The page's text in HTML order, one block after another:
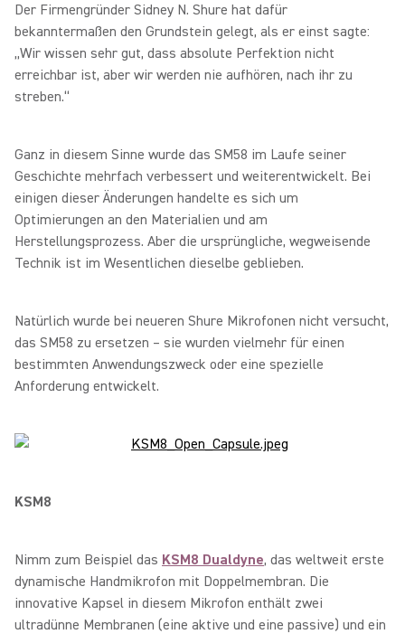
Der Firmengründer Sidney N. Shure hat dafür
bekanntermaßen den Grundstein gelegt, als er einst sagte:
„Wir wissen sehr gut, dass absolute Perfektion nicht
erreichbar ist, aber wir werden nie aufhören, nach ihr zu
streben.“
Ganz in diesem Sinne wurde das SM58 im Laufe seiner
Geschichte mehrfach verbessert und weiterentwickelt. Bei
einigen dieser Änderungen handelte es sich um
Optimierungen an den Materialien und am
Herstellungsprozess. Aber die ursprüngliche, wegweisende
Technik ist im Wesentlichen dieselbe geblieben.
Natürlich wurde bei neueren Shure Mikrofonen nicht versucht,
das SM58 zu ersetzen – sie wurden vielmehr für einen
bestimmten Anwendungszweck oder eine spezielle
Anforderung entwickelt.
KSM8
Nimm zum Beispiel das KSM8 Dualdyne, das weltweit erste
dynamische Handmikrofon mit Doppelmembran. Die
innovative Kapsel in diesem Mikrofon enthält zwei
ultradünne Membranen (eine aktive und eine passive) und ein